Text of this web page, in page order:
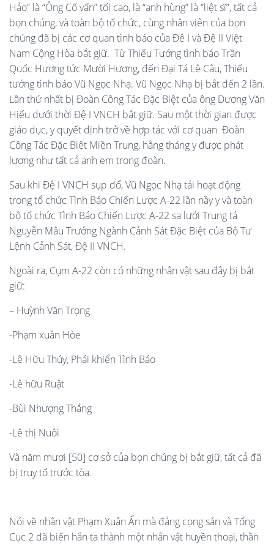
Hảo” là “Ông Cố vấn” tối cao, là “anh hùng” là “liệt sĩ”, tất cả
bọn chúng, và toàn bộ tổ chức, cùng nhân viên của bọn
chúng đã bị các cơ quan tình báo của Đệ I và Đệ II Việt
Nam Cộng Hòa bắt giữ. Từ Thiếu Tướng tình báo Trần
Quốc Hương tức Mười Hương, đến Đại Tá Lê Câu, Thiếu
tướng tình báo Vũ Ngọc Nhạ. Vũ Ngọc Nhạ bị bắt đến 2 lần.
Lần thứ nhất bị Đoàn Công Tác Đặc Biệt của ông Dương Văn
Hiếu dưới thời Đệ I VNCH bắt giữ. Sau một thời gian được
giáo dục, y quyết định trở về hợp tác với cơ quan Đoàn
Công Tác Đặc Biệt Miền Trung, hằng tháng y được phát
lương như tất cả anh em trong đoàn.
Sau khi Đệ I VNCH sụp đổ, Vũ Ngọc Nhạ tái hoạt động
trong tổ chức Tình Báo Chiến Lược A-22 lần nầy y và toàn
bộ tổ chức Tình Báo Chiến Lược A-22 sa lưới Trung tá
Nguyễn Mâu Trưởng Ngành Cảnh Sát Đặc Biệt của Bộ Tư
Lệnh Cảnh Sát, Đệ II VNCH.
Ngoài ra, Cụm A-22 còn có những nhân vật sau đây bị bắt
giữ:
– Huỳnh Văn Trọng
-Phạm xuân Hòe
-Lê Hữu Thúy, Phái khiển Tình Báo
-Lê hữu Ruật
-Bùi Nhượng Thắng
-Lê thị Nuôi
Và năm mươi [50] cơ sở của bọn chúng bị bắt giữ, tất cả đã
bị truy tố trước tòa.
Nói về nhân vật Phạm Xuân Ẩn mà đảng cọng sản và Tổng
Cục 2 đã biến hắn ta thành một nhân vật huyền thoại, thần